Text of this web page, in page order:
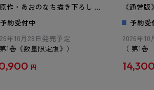
作・あおのなち描き下ろし ア
ルスタンド＆タペストリー付
全数量限定版》 Blu-ray
予約受付中
年10月28日発売予定
1巻《数量限定版》）
円
《通常
予約受
2026年
（ 第1巻
14,300